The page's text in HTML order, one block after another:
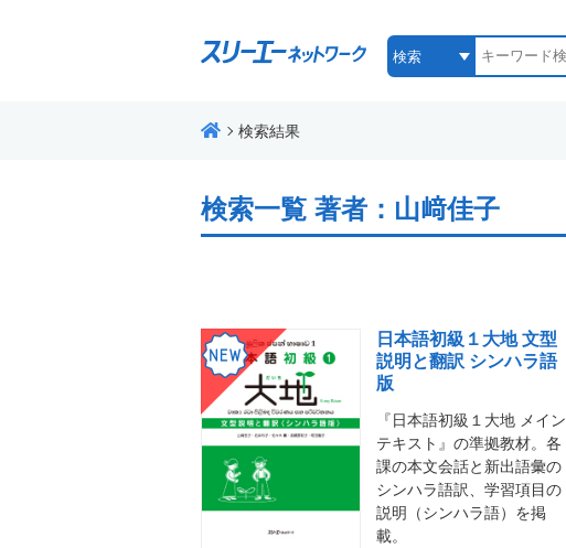
検索結果
検索一覧 著者：山﨑佳子
日本語初級１大地 文型
説明と翻訳 シンハラ語
版
『日本語初級１大地 メイン
テキスト』の準拠教材。各
課の本文会話と新出語彙の
シンハラ語訳、学習項目の
説明（シンハラ語）を掲
載。